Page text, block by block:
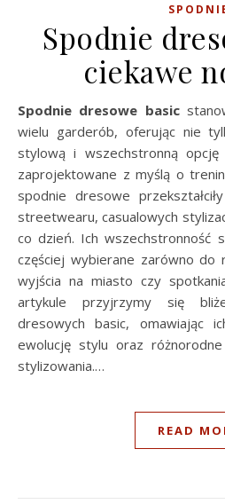
Spodnie
ciekawe
Spodnie dresowe basic
wielu garderób, oferując nie
stylową i wszechstronną opcję
zaprojektowane z myślą o
spodnie dresowe
streetwearu, casualowych
co dzień. Ich wszechstronność
częściej wybierane zarówno
wyjścia na miasto czy
artykule przyjrzymy się
dresowych basic, omawiając
ewolucję stylu oraz
stylizowania.…
READ